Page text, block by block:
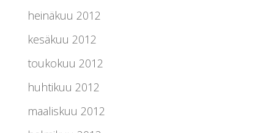
heinäkuu 2012
kesäkuu 2012
toukokuu 2012
huhtikuu 2012
maaliskuu 2012